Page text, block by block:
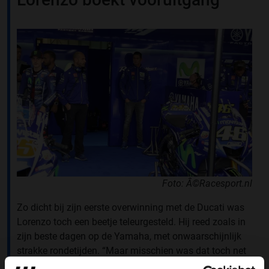
Foto: Â©Racesport.nl
Zo dicht bij zijn eerste overwinning met de Ducati was
Lorenzo toch een beetje teleurgesteld. Hij reed zoals in
zijn beste dagen op de Yamaha, met onwaarschijnlijk
strakke rondetijden. “Maar misschien was dat toch net
iets teveel van het goede, want de achterband kon dat